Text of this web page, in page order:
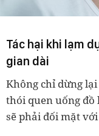
Tác hại khi lạm
gian dài
Không chỉ dừng
thói quen uống đồ
sẽ phải đối mặt